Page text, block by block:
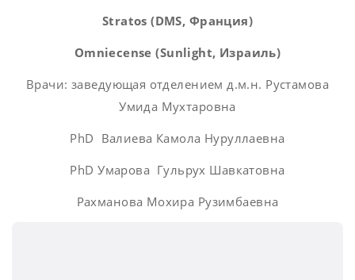
Stratos (DMS, Франция)
Omniecense (Sunlight, Израиль)
Врачи: заведующая отделением д.м.н. Рустамова
Умида Мухтаровна
PhD Валиева Камола Нуруллаевна
PhD Умарова Гульрух Шавкатовна
Рахманова Мохира Рузимбаевна